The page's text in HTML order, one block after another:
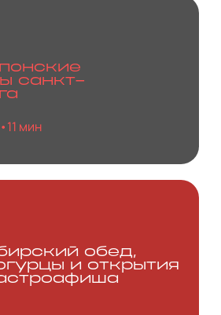
санкт-
•11 мин
обед,
и открытия